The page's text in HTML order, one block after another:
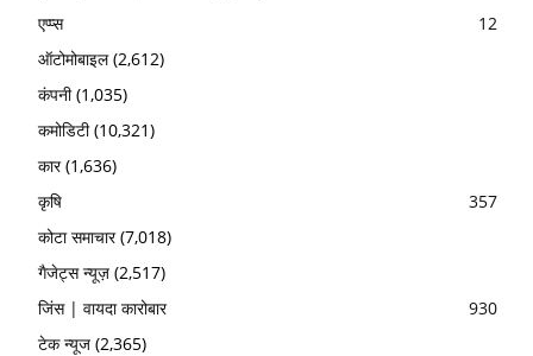
एप्प्स
12
ऑटोमोबाइल(2,612)
कंपनी(1,035)
कमोडिटी(10,321)
कार(1,636)
कृषि
357
कोटा समाचार(7,018)
गैजेट्स न्यूज़ (2,517)
जिंस | वायदा कारोबार
930
टेक न्यूज (2,365)